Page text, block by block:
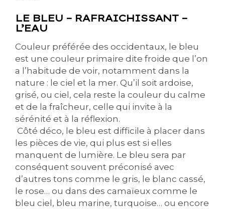
LE BLEU – RAFRAICHISSANT –
L’EAU
Couleur préférée des occidentaux, le bleu
est une couleur primaire dite froide que l’on
a l’habitude de voir, notamment dans la
nature : le ciel et la mer. Qu’il soit ardoise,
grisé, ou ciel, cela reste la couleur du calme
et de la fraîcheur, celle qui invite à la
sérénité et à la réflexion.
Côté déco, le bleu est difficile à placer dans
les pièces de vie, qui plus est si elles
manquent de lumière. Le bleu sera par
conséquent souvent préconisé avec
d’autres tons comme le gris, le blanc cassé,
le rose… ou dans des camaïeux comme le
bleu ciel, bleu marine, turquoise… ou encore